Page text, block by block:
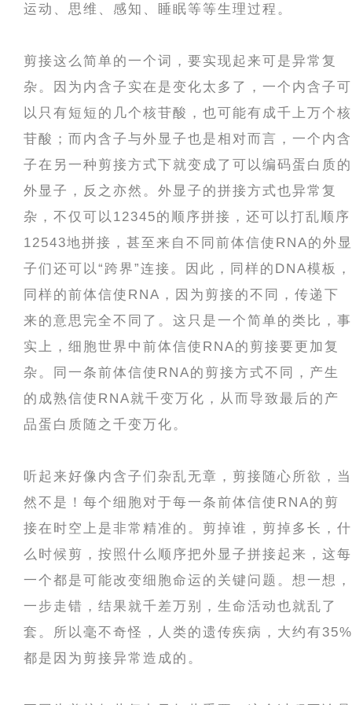
运动、思维、感知、睡眠等等生理过程。
剪接这么简单的一个词，要实现起来可是异常复
杂。因为内含子实在是变化太多了，一个内含子可
以只有短短的几个核苷酸，也可能有成千上万个核
苷酸；而内含子与外显子也是相对而言，一个内含
子在另一种剪接方式下就变成了可以编码蛋白质的
外显子，反之亦然。外显子的拼接方式也异常复
杂，不仅可以12345的顺序拼接，还可以打乱顺序
12543地拼接，甚至来自不同前体信使RNA的外显
子们还可以“跨界”连接。因此，同样的DNA模板，
同样的前体信使RNA，因为剪接的不同，传递下
来的意思完全不同了。这只是一个简单的类比，事
实上，细胞世界中前体信使RNA的剪接要更加复
杂。同一条前体信使RNA的剪接方式不同，产生
的成熟信使RNA就千变万化，从而导致最后的产
品蛋白质随之千变万化。
听起来好像内含子们杂乱无章，剪接随心所欲，当
然不是！每个细胞对于每一条前体信使RNA的剪
接在时空上是非常精准的。剪掉谁，剪掉多长，什
么时候剪，按照什么顺序把外显子拼接起来，这每
一个都是可能改变细胞命运的关键问题。想一想，
一步走错，结果就千差万别，生命活动也就乱了
套。所以毫不奇怪，人类的遗传疾病，大约有35%
都是因为剪接异常造成的。